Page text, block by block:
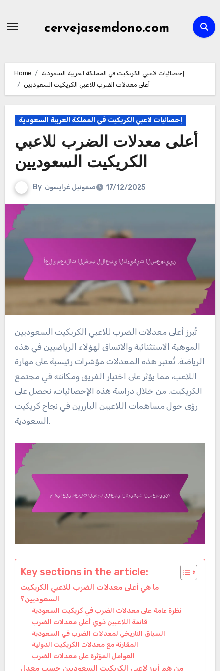
cervejasemdono.com
Home
إحصائيات لاعبي الكريكيت في المملكة العربية السعودية
أعلى معدلات الضرب للاعبي الكريكيت السعوديين
إحصائيات لاعبي الكريكيت في المملكة العربية السعودية
أعلى معدلات الضرب للاعبي
الكريكيت السعوديين
By صموئيل غرايسون 17/12/2025
تُبرز أعلى معدلات الضرب للاعبي الكريكيت السعوديين
الموهبة الاستثنائية والاتساق لهؤلاء الرياضيين في هذه
الرياضة. تُعتبر هذه المعدلات مؤشرات رئيسية على مهارة
اللاعب، مما يؤثر على اختيار الفريق ومكانته في مجتمع
الكريكيت. من خلال دراسة هذه الإحصائيات، نحصل على
رؤى حول مساهمات اللاعبين البارزين في نجاح كريكيت
السعودية.
Key sections in the article:
ما هي أعلى معدلات الضرب للاعبي الكريكيت
السعوديين؟
نظرة عامة على معدلات الضرب في كريكيت السعودية
قائمة اللاعبين ذوي أعلى معدلات الضرب
السياق التاريخي لمعدلات الضرب في السعودية
المقارنة مع معدلات الكريكيت الدولية
العوامل المؤثرة على معدلات الضرب
من هم أبرز لاعبي الكريكيت السعوديين حسب معدل